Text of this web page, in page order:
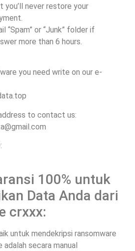
you’ll never restore your
“Spam” or “Junk” folder if
more than 6 hours.
you need write on our e-
to contact us:
100% untuk
Data Anda dari
crxxx:
untuk mendekripsi ransomware
secara manual